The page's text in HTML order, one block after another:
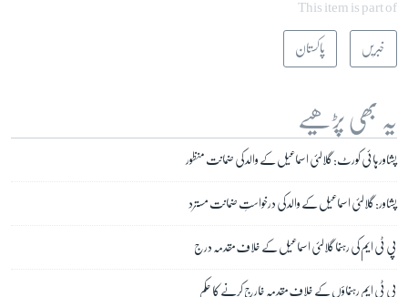
This item is part of
خبریں پاکستان
یہ بھی پڑھیے
پشاور ہائی کورٹ: گلالئی اسماعیل کے والد کی ضمانت منظور
پشاور: گلالئی اسماعیل کے والد کی درخواستِ ضمانت مسترد
پی ٹی ایم کی رہنما گلالئی اسماعیل کے خلاف مقدمہ درج
پی ٹی ایم رہنماؤں کے خلاف مقدمہ خارج کرنے کا حکم